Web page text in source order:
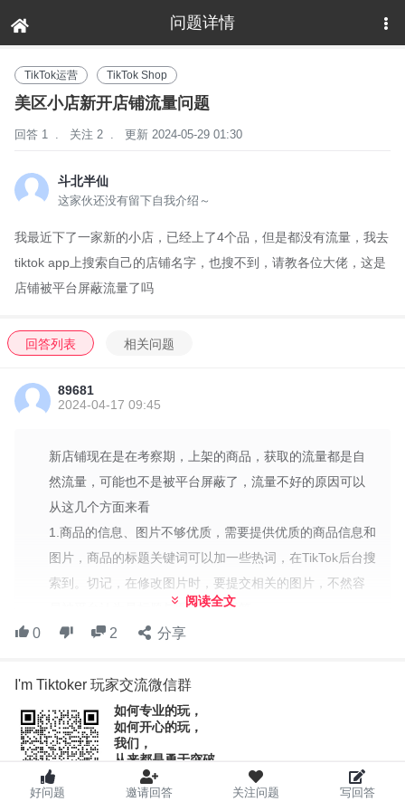
问题详情
下拉刷新
TikTok运营 TikTok Shop
美区小店新开店铺流量问题
回答 1 . 关注 2 . 更新 2024-05-29 01:30
斗北半仙
这家伙还没有留下自我介绍～
我最近下了一家新的小店，已经上了4个品，但是都没有流量，我去
tiktok app上搜索自己的店铺名字，也搜不到，请教各位大佬，这是
店铺被平台屏蔽流量了吗
回答列表 相关问题
89681
2024-04-17 09:45
新店铺现在是在考察期，上架的商品，获取的流量都是自
然流量，可能也不是被平台屏蔽了，流量不好的原因可以
从这几个方面来看
1.商品的信息、图片不够优质，需要提供优质的商品信息和
图片，商品的标题关键词可以加一些热词，在TikTok后台搜
索到。切记，在修改图片时，要提交相关的图片，不然容
易被平台认为是标题与图片内容不符
2.商品数量不够多，客户对店铺没有产生信念感，所以加紧
3.商品的优惠力度不大，新店铺要想引流，就要采用一定的
营销策略，例如多件多折、满减优惠券、秒杀等
4.没有报平台活动，新店铺一样可以报平台的官方活动，报
上活动后，平台就给商品一定的曝光量
5.当商品数量丰富和流量不错时，也可以加一波广告，把流
阅读全文
0 2 分享
I'm Tiktoker 玩家交流微信群
如何专业的玩，
如何开心的玩，
我们，
从来都是勇于突破，
勇于迈向更广阔的世界。
好问题 邀请回答 关注问题 写回答